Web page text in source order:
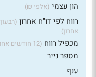
הון עצמי (אלפי ₪)
רווח לפי דו"ח אחרון (רבעון
אחרון)
מכפיל רווח (12 חודשים אחרונים)
מספר נייר
ענף